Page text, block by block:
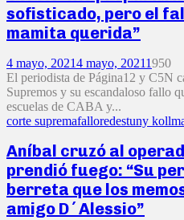
sofisticado, pero el
mamita querida”
4 mayo, 20214 mayo, 20211950
El periodista de Página12 y C5N
Supremos y su escandaloso fallo
escuelas de CABA y...
corte supremafalloredestuny
Aníbal cruzó al
prendió fuego: “Su
berreta que los
amigo D´Alessio”